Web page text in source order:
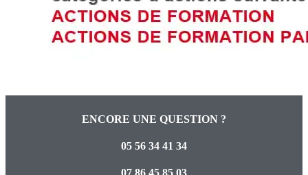
ENCORE UNE QUESTION ?
05 56 34 41 34